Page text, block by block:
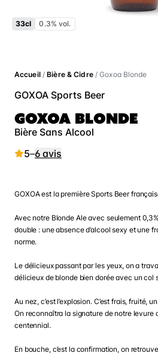
33cl 0.3% vol.
Accueil/Bière & Cidre/ Goxoa Blonde
GOXOA Sports Beer
GOXOA BLONDE
Bière Sans Alcool
5–6 avis
GOXOA est la première Sports Beer
Avec notre Blonde Ale avec seulement
double : une absence d’alcool sexy et une
norme.
Le délicieux passant par les yeux, on a
délicieux de blonde bien dorée avec un col
Au nez, c’est l’explosion. C’est frais, fruité,
On reconnaîtra la signature de notre levure
centennial.
En bouche, c’est la confirmation, on